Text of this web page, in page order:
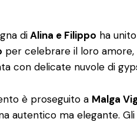
diAlina e Filippo ha
per celebrare il loro
con delicate nuvole di
è proseguito a Malga
autentico ma elegante.